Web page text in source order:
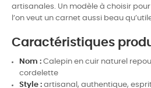
artisanales. Un modèle à choisir
l’on veut un carnet aussi beau
Caractéristiques
Nom : Calepin en cuir naturel
cordelette
Style : artisanal, authentique,